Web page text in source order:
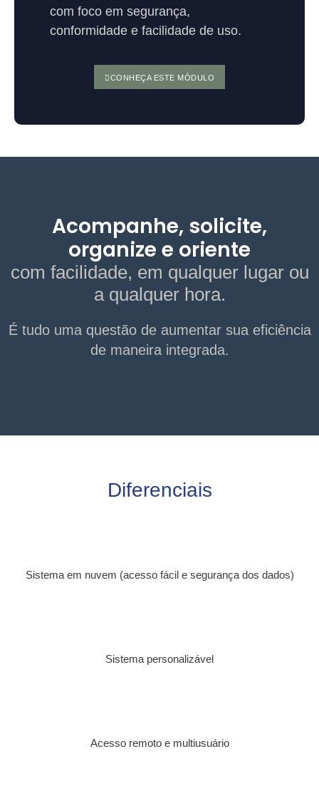
com foco em segurança,
conformidade e facilidade de uso.
CONHEÇA ESTE MÓDULO
Acompanhe, solicite,
organize e oriente
com facilidade, em qualquer lugar ou
a qualquer hora.
É tudo uma questão de aumentar sua eficiência
de maneira integrada.
Diferenciais
Sistema em nuvem (acesso fácil e segurança dos dados)
Sistema personalizável
Acesso remoto e multiusuário